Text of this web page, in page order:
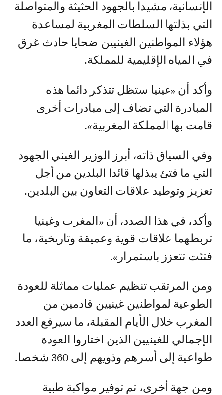
الإنسانية، مشيدا بالجهود الحثيثة والمتواصلة
التي بذلتها السلطات المغربية لمساعدة
هؤلاء المواطنين الغينيين ضحايا حادث غرق
في المياه الإقليمية للمملكة.
وأكد أن «غينيا ستظل تتذكر دائما هذه
المبادرة التي تضاف إلى مبادرات أخرى
قامت بها المملكة المغربية».
وفي السياق ذاته، أبرز الوزير الغيني الجهود
التي ما فتئ يبذلها قائدا البلدين من أجل
تعزيز وتوطيد علاقات التعاون بين البلدين.
وأكد، في هذا الصدد، أن «المغرب وغينيا
تربطهما علاقات قوية وعميقة وتاريخية، ما
فتئت تتعزز باستمرار».
ومن المرتقب تنظيم عمليات مماثلة للعودة
الطوعية لمواطنين غينيين قادمين من
المغرب خلال الأيام المقبلة، ما سيرفع العدد
الإجمالي للغينيين الذين اختاروا العودة
طواعية إلى أسرهم وذويهم إلى 360 شخصا.
ومن جهة أخرى، تم توفير مواكبة طبية